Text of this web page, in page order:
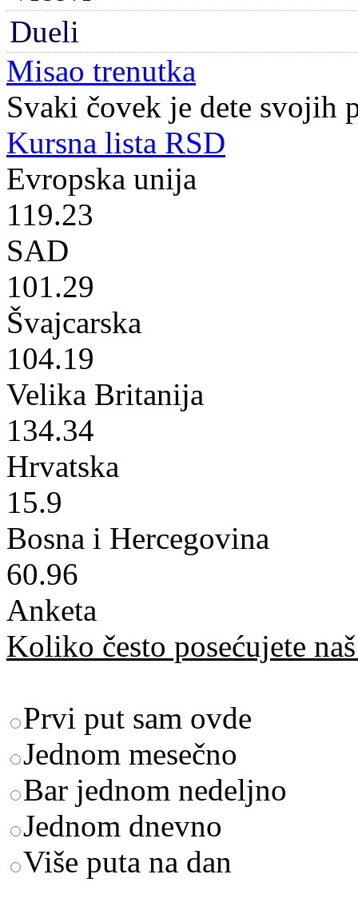
Dueli
Misao trenutka
Svaki čovek je dete svojih
Kursna lista RSD
Evropska unija
119.23
SAD
101.29
Švajcarska
104.19
Velika Britanija
134.34
Hrvatska
15.9
Bosna i Hercegovina
60.96
Anketa
Koliko često posećujete
Prvi put sam ovde
Jednom mesečno
Bar jednom nedeljno
Jednom dnevno
Više puta na dan